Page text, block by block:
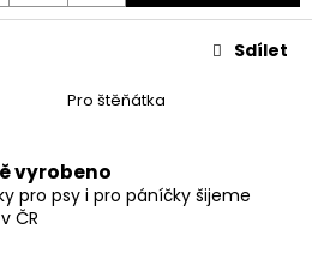
Pro štěňátka
Sdílet
vyrobeno
pro psy i pro páníčky šijeme
ČR